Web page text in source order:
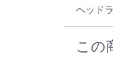
ヘッド
この